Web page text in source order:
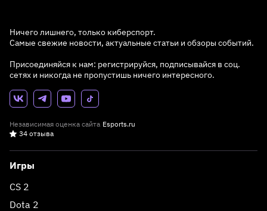
Ничего лишнего, только киберспорт.
Самые свежие новости, актуальные статьи и обзоры событий.
Присоединяйся к нам: регистрируйся, подписывайся в соц.
сетях и никогда не пропустишь ничего интересного.
Независимая оценка сайта Esports.ru
34 отзыва
Игры
CS 2
Dota 2